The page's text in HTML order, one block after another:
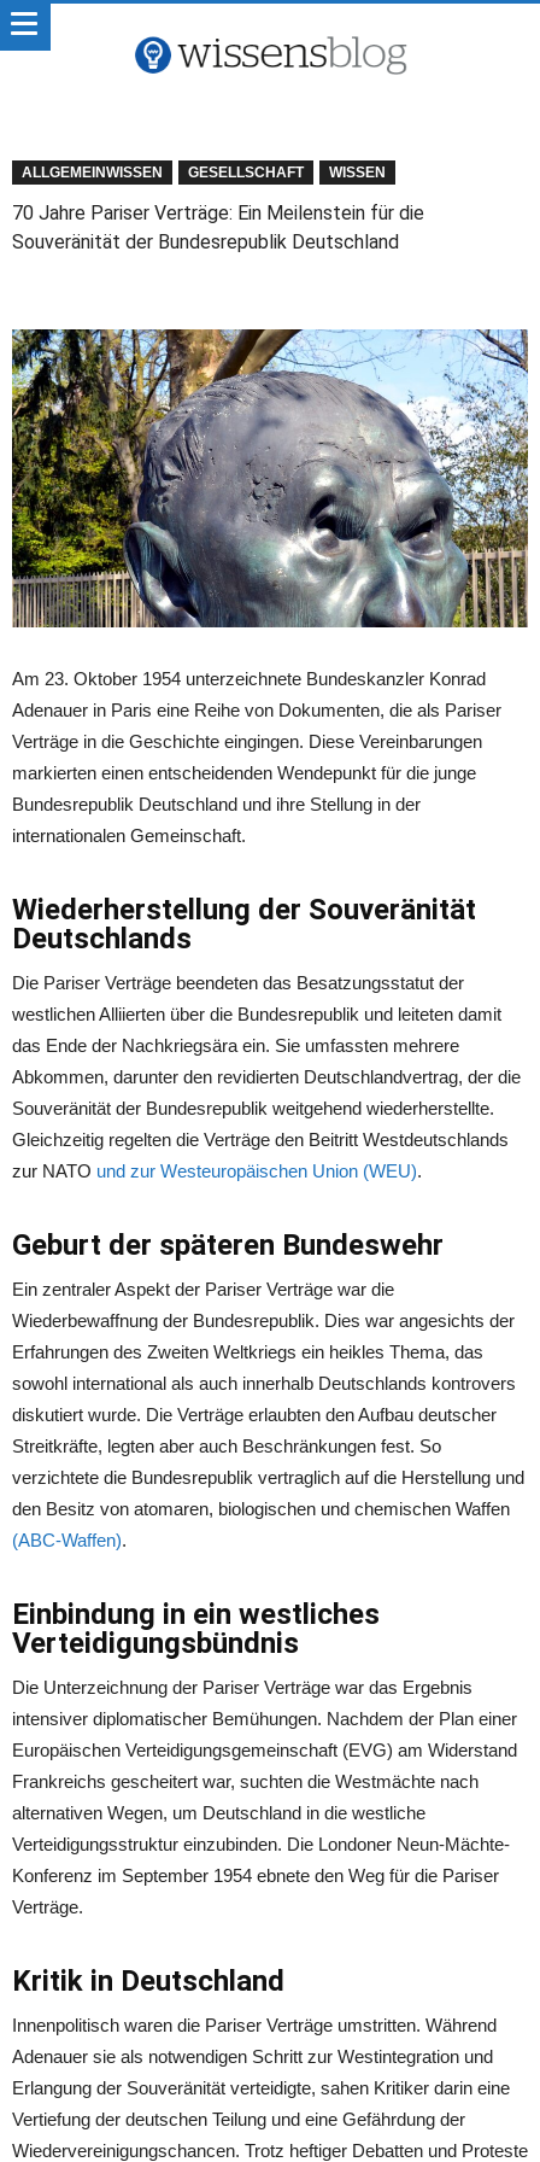
ALLGEMEINWISSEN GESELLSCHAFT WISSEN
70 Jahre Pariser Verträge: Ein Meilenstein für die
Souveränität der Bundesrepublik Deutschland
Am 23. Oktober 1954 unterzeichnete Bundeskanzler Konrad
Adenauer in Paris eine Reihe von Dokumenten, die als Pariser
Verträge in die Geschichte eingingen. Diese Vereinbarungen
markierten einen entscheidenden Wendepunkt für die junge
Bundesrepublik Deutschland und ihre Stellung in der
internationalen Gemeinschaft.
Wiederherstellung der Souveränität
Deutschlands
Die Pariser Verträge beendeten das Besatzungsstatut der
westlichen Alliierten über die Bundesrepublik und leiteten damit
das Ende der Nachkriegsära ein. Sie umfassten mehrere
Abkommen, darunter den revidierten Deutschlandvertrag, der die
Souveränität der Bundesrepublik weitgehend wiederherstellte.
Gleichzeitig regelten die Verträge den Beitritt Westdeutschlands
zur NATO und zur Westeuropäischen Union (WEU).
Geburt der späteren Bundeswehr
Ein zentraler Aspekt der Pariser Verträge war die
Wiederbewaffnung der Bundesrepublik. Dies war angesichts der
Erfahrungen des Zweiten Weltkriegs ein heikles Thema, das
sowohl international als auch innerhalb Deutschlands kontrovers
diskutiert wurde. Die Verträge erlaubten den Aufbau deutscher
Streitkräfte, legten aber auch Beschränkungen fest. So
verzichtete die Bundesrepublik vertraglich auf die Herstellung und
den Besitz von atomaren, biologischen und chemischen Waffen
(ABC-Waffen).
Einbindung in ein westliches
Verteidigungsbündnis
Die Unterzeichnung der Pariser Verträge war das Ergebnis
intensiver diplomatischer Bemühungen. Nachdem der Plan einer
Europäischen Verteidigungsgemeinschaft (EVG) am Widerstand
Frankreichs gescheitert war, suchten die Westmächte nach
alternativen Wegen, um Deutschland in die westliche
Verteidigungsstruktur einzubinden. Die Londoner Neun-Mächte-
Konferenz im September 1954 ebnete den Weg für die Pariser
Verträge.
Kritik in Deutschland
Innenpolitisch waren die Pariser Verträge umstritten. Während
Adenauer sie als notwendigen Schritt zur Westintegration und
Erlangung der Souveränität verteidigte, sahen Kritiker darin eine
Vertiefung der deutschen Teilung und eine Gefährdung der
Wiedervereinigungschancen. Trotz heftiger Debatten und Proteste